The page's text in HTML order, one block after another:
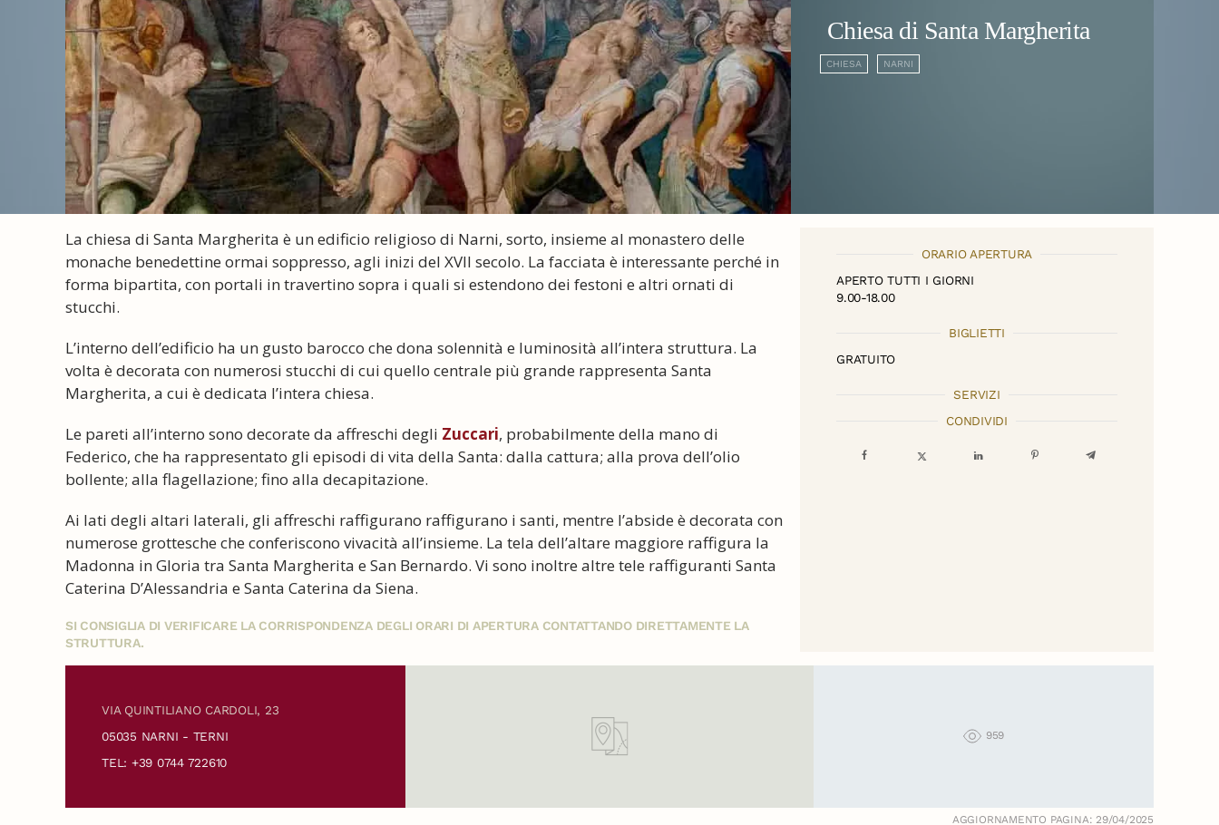
Chiesa di Santa Margherita
CHIESA NARNI
La chiesa di Santa Margherita è un edificio religioso di Narni, sorto, insieme al monastero delle
monache benedettine ormai soppresso, agli inizi del XVII secolo. La facciata è interessante perché in
forma bipartita, con portali in travertino sopra i quali si estendono dei festoni e altri ornati di
stucchi.
L’interno dell’edificio ha un gusto barocco che dona solennità e luminosità all’intera struttura. La
volta è decorata con numerosi stucchi di cui quello centrale più grande rappresenta Santa
Margherita, a cui è dedicata l’intera chiesa.
Le pareti all’interno sono decorate da affreschi degli Zuccari, probabilmente della mano di
Federico, che ha rappresentato gli episodi di vita della Santa: dalla cattura; alla prova dell’olio
bollente; alla flagellazione; fino alla decapitazione.
Ai lati degli altari laterali, gli affreschi raffigurano raffigurano i santi, mentre l’abside è decorata con
numerose grottesche che conferiscono vivacità all’insieme. La tela dell’altare maggiore raffigura la
Madonna in Gloria tra Santa Margherita e San Bernardo. Vi sono inoltre altre tele raffiguranti Santa
Caterina D’Alessandria e Santa Caterina da Siena.
SI CONSIGLIA DI VERIFICARE LA CORRISPONDENZA DEGLI ORARI DI APERTURA CONTATTANDO DIRETTAMENTE LA
STRUTTURA.
ORARIO APERTURA
APERTO TUTTI I GIORNI
9.00-18.00
BIGLIETTI
GRATUITO
SERVIZI
CONDIVIDI
VIA QUINTILIANO CARDOLI, 23
05035 NARNI - TERNI
TEL: +39 0744 722610
959
AGGIORNAMENTO PAGINA: 29/04/2025